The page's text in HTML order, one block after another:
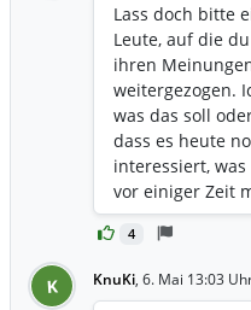
4
Lass doch bitte
Leute, auf die
ihren
weitergezogen.
was das soll
dass es heute
interessiert,
vor einiger Zeit
Portfolio
K KnuKi, 6. Mai 13:03